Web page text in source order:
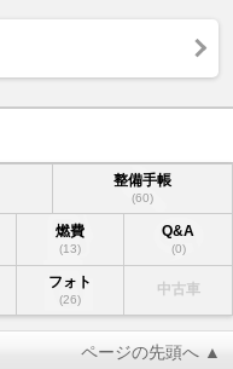
整備手帳
(60)
燃費
(13)
Q&A
(0)
フォト
(26)
中古車
ページの先頭へ ▲